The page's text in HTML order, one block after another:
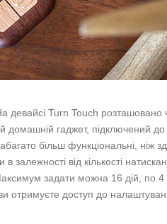
девайсі Turn Touch
домашній гаджет, підключений
більш функціональні, ніж
залежності від кількості
задати можна 16 дій, по 4
отримуєте доступ до